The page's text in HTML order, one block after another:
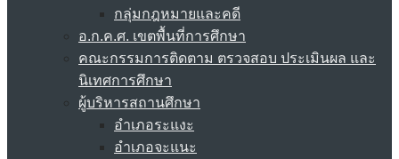
กลุ่มกฎหมายและคดี
อ.ก.ค.ศ. เขตพื้นที่การศึกษา
คณะกรรมการติดตาม ตรวจสอบ ประเมินผล และ
นิเทศการศึกษา
ผู้บริหารสถานศึกษา
อำเภอระแงะ
อำเภอจะแนะ